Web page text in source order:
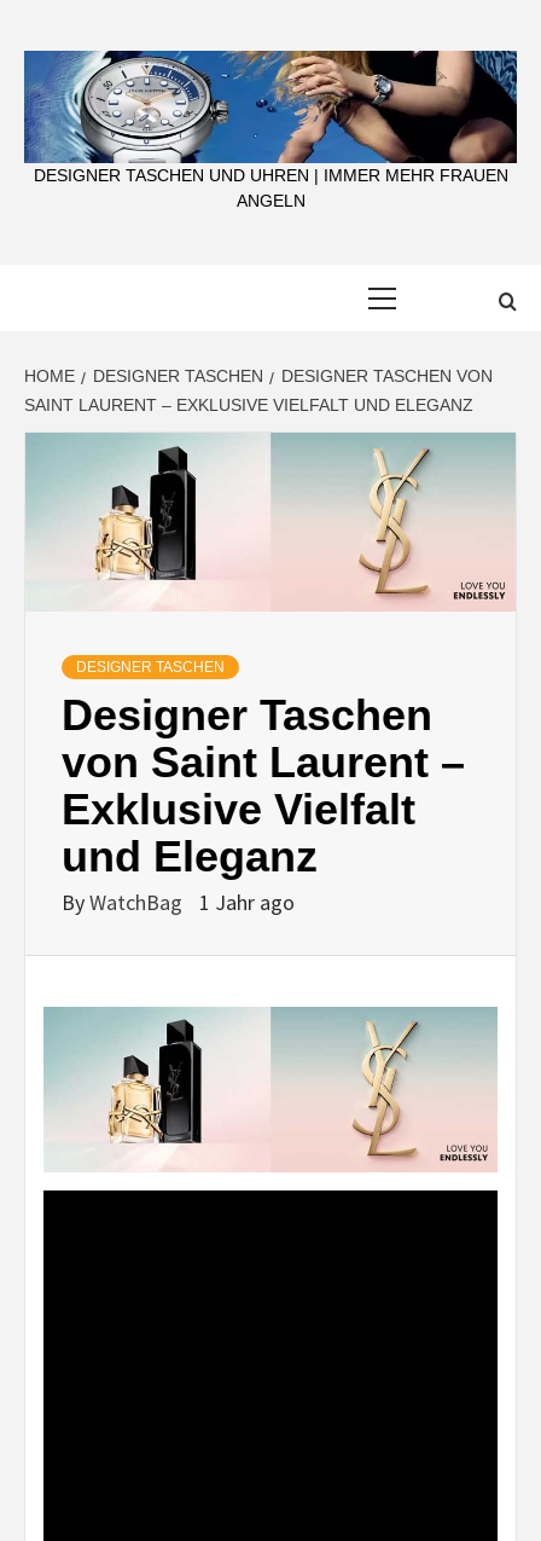
content
DESIGNER TASCHEN UND UHREN | IMMER MEHR FRAUEN
ANGELN
HOME DESIGNER TASCHEN
DESIGNER TASCHEN VON
SAINT LAURENT – EXKLUSIVE VIELFALT UND ELEGANZ
DESIGNER TASCHEN
Designer Taschen
von Saint Laurent –
Exklusive Vielfalt
und Eleganz
ByWatchBag 1 Jahr ago